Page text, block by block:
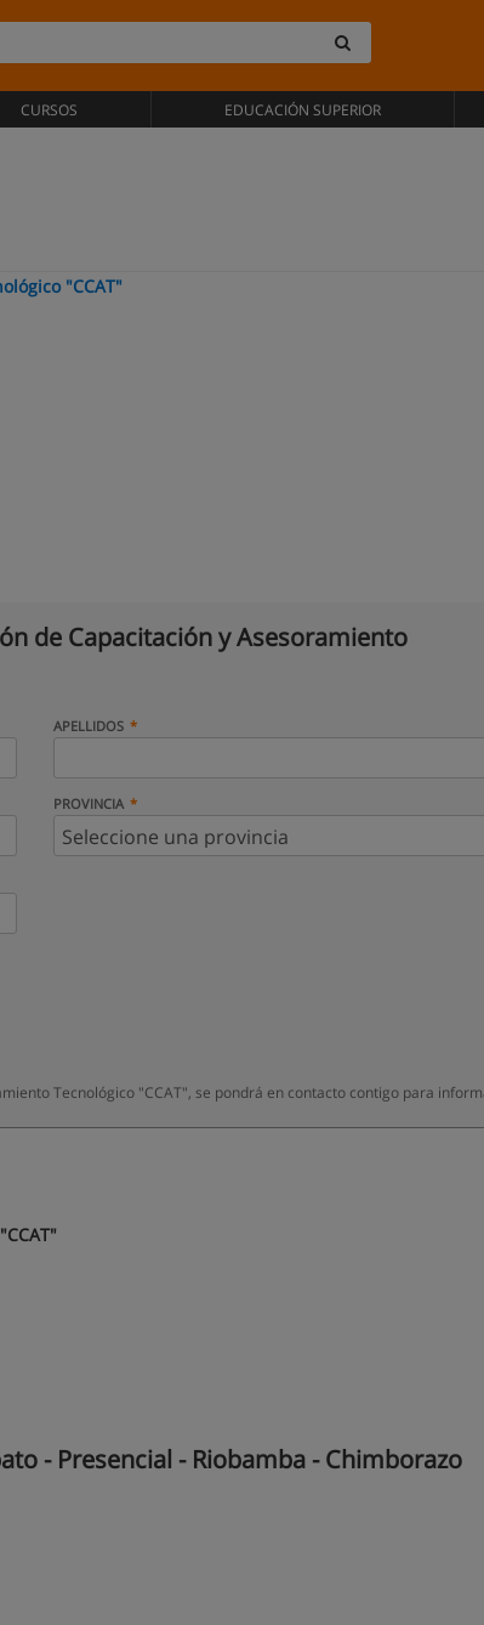
CURSOS EDUCACIÓN SUPERIOR
"CCAT"
de Capacitación y Asesoramiento
APELLIDOS
PROVINCIA
Tecnológico "CCAT", se pondrá en contacto contigo para
- Presencial - Riobamba - Chimborazo